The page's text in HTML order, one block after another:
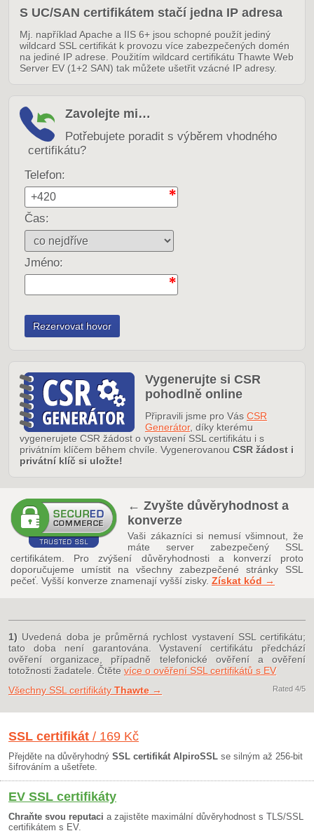
S UC/SAN certifikátem stačí jedna IP adresa
Mj. například Apache a IIS 6+ jsou schopné použít jediný
wildcard SSL certifikát k provozu více zabezpečených domén
na jediné IP adrese. Použitím wildcard certifikátu Thawte Web
Server EV (1+2 SAN) tak můžete ušetřit vzácné IP adresy.
Zavolejte mi…
Potřebujete poradit s výběrem vhodného
certifikátu?
Telefon:
Čas:
Jméno:
Vygenerujte si CSR
pohodlně online
Připravili jsme pro Vás CSR
Generátor, díky kterému
vygenerujete CSR žádost o vystavení SSL certifikátu i s
privátním klíčem během chvíle. Vygenerovanou CSR žádost i
privátní klíč si uložte!
← Zvyšte důvěryhodnost a
konverze
Vaši zákazníci si nemusí všimnout, že
máte server zabezpečený SSL
certifikátem. Pro zvýšení důvěryhodnosti a konverzí proto
doporučujeme umístit na všechny zabezpečené stránky SSL
pečeť. Vyšší konverze znamenají vyšší zisky. Získat kód →
1) Uvedená doba je průměrná rychlost vystavení SSL certifikátu;
tato doba není garantována. Vystavení certifikátu předchází
ověření organizace, případně telefonické ověření a ověření
totožnosti žadatele. Čtěte více o ověření SSL certifikátů s EV
Rated 4/5
Všechny SSL certifikátyThawte →
SSL certifikát / 169 Kč
Přejděte na důvěryhodný SSL certifikát AlpiroSSL se silným až 256-bit
šifrováním a ušetřete.
EV SSL certifikáty
Chraňte svou reputaci a zajistěte maximální důvěryhodnost s TLS/SSL
certifikátem s EV.